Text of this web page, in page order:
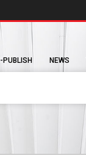
I-PUBLISH NEWS